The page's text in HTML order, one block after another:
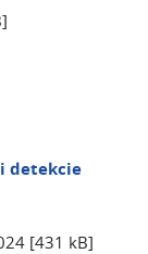
detekcie
[431 kB]